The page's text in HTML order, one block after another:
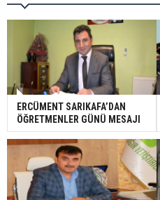
ERCÜMENT SARIKAFA’DAN
ÖĞRETMENLER GÜNÜ MESAJI